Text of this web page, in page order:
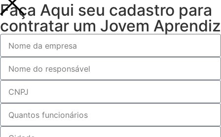
Faça Aqui seu cadastro para
contratar um Jovem Aprendiz